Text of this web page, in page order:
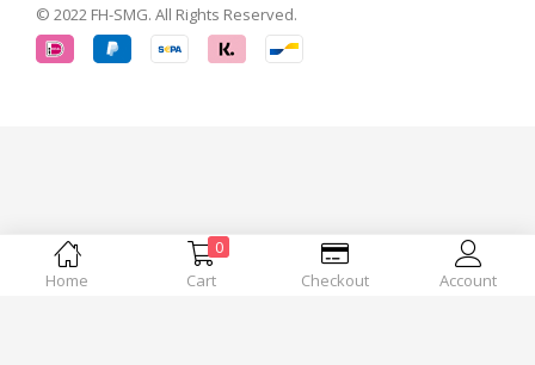
Home
0
Cart
Checkout Account
© 2022 FH-SMG. All Rights Reserved.